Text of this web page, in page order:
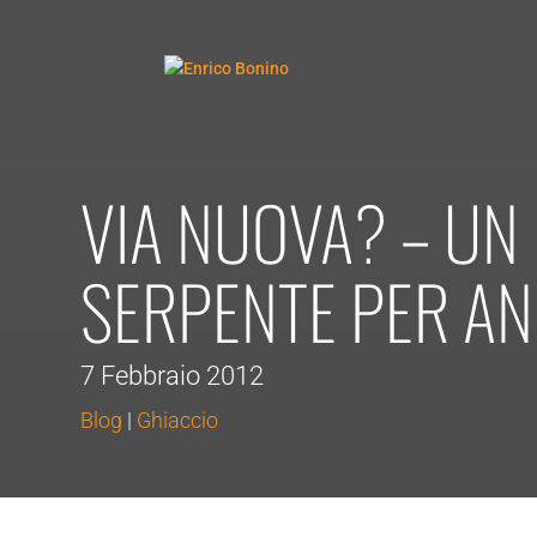
VIA NUOVA? – UN
SERPENTE PER
7 Febbraio 2012
Blog | Ghiaccio